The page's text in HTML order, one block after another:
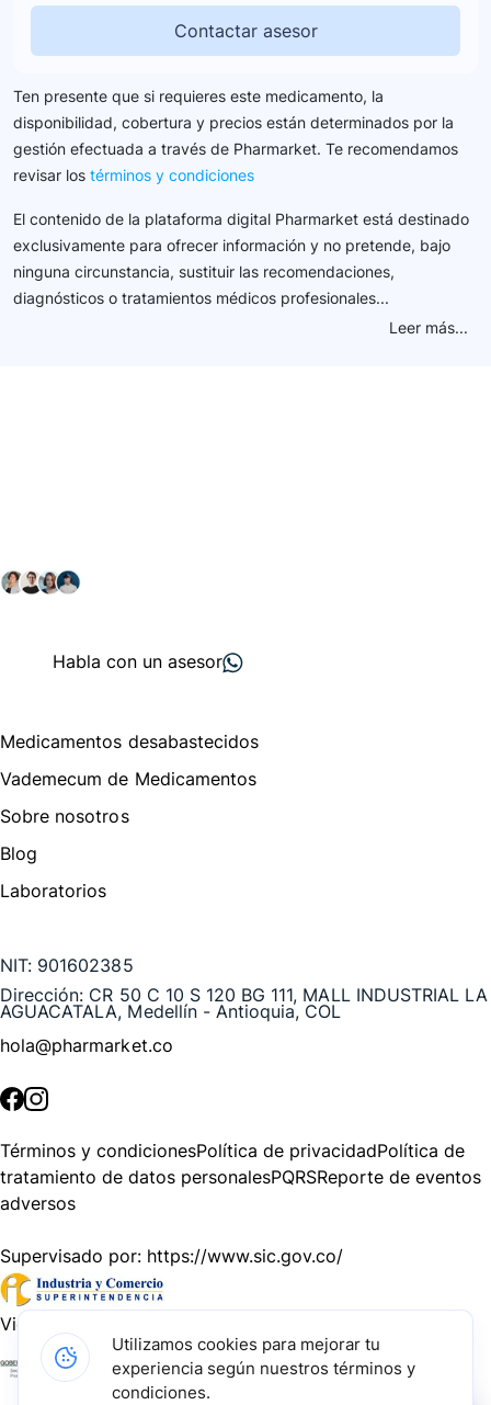
Contactar asesor
Ten presente que si requieres este medicamento, la
disponibilidad, cobertura y precios están determinados por la
gestión efectuada a través de Pharmarket. Te recomendamos
revisar los términos y condiciones
El contenido de la plataforma digital Pharmarket está destinado
exclusivamente para ofrecer información y no pretende, bajo
ninguna circunstancia, sustituir las recomendaciones,
diagnósticos o tratamientos médicos profesionales...
Leer más...
Habla con un asesor
Medicamentos desabastecidos
Vademecum de Medicamentos
Sobre nosotros
Blog
Laboratorios
NIT: 901602385
Dirección: CR 50 C 10 S 120 BG 111, MALL INDUSTRIAL LA
AGUACATALA, Medellín - Antioquia, COL
hola@pharmarket.co
Términos y condicionesPolítica de privacidadPolítica de
tratamiento de datos personalesPQRSReporte de eventos
adversos
Supervisado por: https://www.sic.gov.co/
Vigilado por:
Gracias a nuestros impulsadores, podemos presentarte la
Utilizamos cookies para mejorar tu
experiencia según nuestros términos y
condiciones.